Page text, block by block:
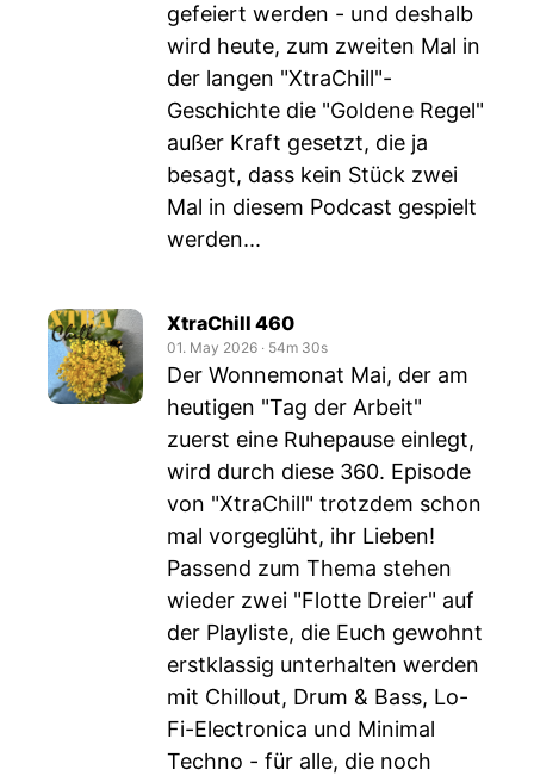
gefeiert werden - und deshalb
wird heute, zum zweiten Mal in
der langen "XtraChill"-
Geschichte die "Goldene Regel"
außer Kraft gesetzt, die ja
besagt, dass kein Stück zwei
Mal in diesem Podcast gespielt
werden...
XtraChill 460
01. May 2026 ‧ 54m 30s
Der Wonnemonat Mai, der am
heutigen "Tag der Arbeit"
zuerst eine Ruhepause einlegt,
wird durch diese 360. Episode
von "XtraChill" trotzdem schon
mal vorgeglüht, ihr Lieben!
Passend zum Thema stehen
wieder zwei "Flotte Dreier" auf
der Playliste, die Euch gewohnt
erstklassig unterhalten werden
mit Chillout, Drum & Bass, Lo-
Fi-Electronica und Minimal
Techno - für alle, die noch